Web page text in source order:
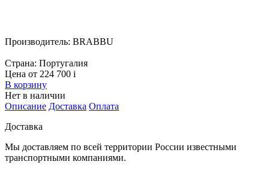
Производитель: BRABBU
Страна: Португалия
Цена от 224 700 i
В корзину
Нет в наличии
Описание Доставка Оплата
Доставка
Мы доставляем по всей территории России известными
транспортными компаниями.